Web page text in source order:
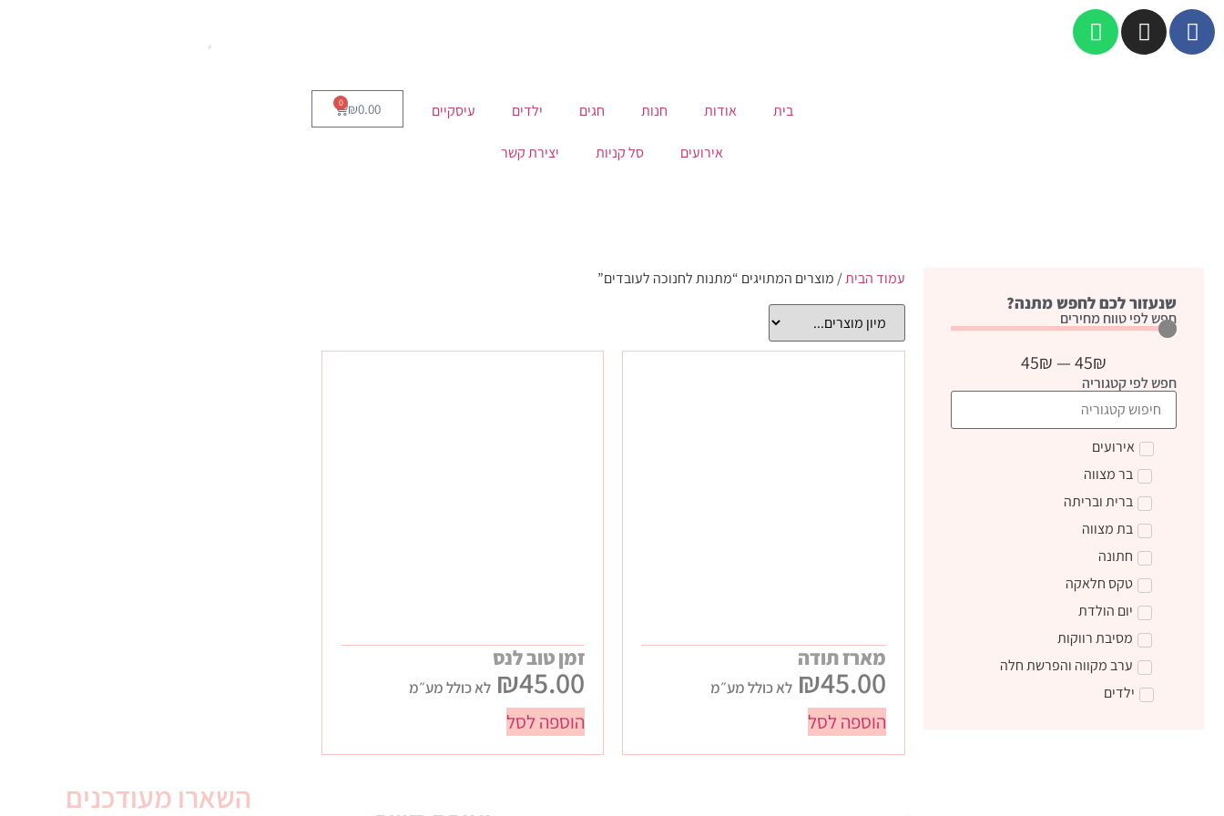
בית אודות חנות חגים ילדים עיסקיים
אירועים סל קניות יצירת קשר
₪0.00
0
שנעזור לכם לחפש מתנה?
חפש לפי טווח מחירים
45₪
—
45₪
חפש לפי קטגוריה
אירועים
בר מצווה
ברית ובריתה
בת מצווה
חתונה
טקס חלאקה
יום הולדת
מסיבת רווקות
ערב מקווה והפרשת חלה
ילדים
עמוד הבית/ מוצרים המתויגים “מתנות לחנוכה לעובדים”
מארז תודה
₪45.00 לא כולל מע״מ
הוספה לסל
זמן טוב לנס
₪45.00 לא כולל מע״מ
הוספה לסל
השארו מעודכנים